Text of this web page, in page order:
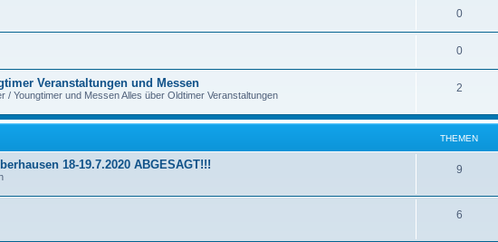
0
0
Veranstaltungen und Messen
/ Youngtimer und Messen Alles über Oldtimer Veranstaltungen
2
THEMEN
18-19.7.2020 ABGESAGT!!! 9
6